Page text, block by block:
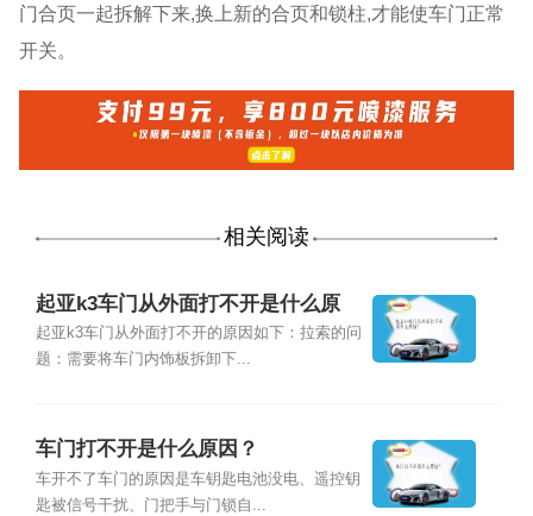
门合页一起拆解下来,换上新的合页和锁柱,才能使车门正常
开关。
相关阅读
起亚k3车门从外面打不开是什么原
因？
起亚k3车门从外面打不开的原因如下：拉索的问
题：需要将车门内饰板拆卸下...
车门打不开是什么原因？
车开不了车门的原因是车钥匙电池没电、遥控钥
匙被信号干扰、门把手与门锁自...